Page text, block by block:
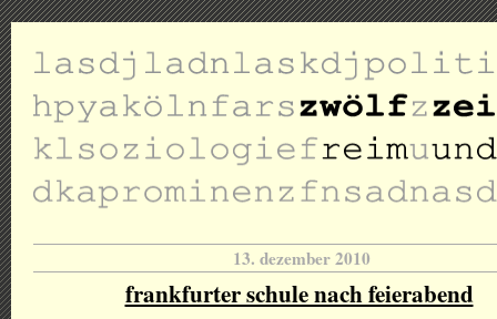
13. dezember 2010
frankfurter schule nach feierabend